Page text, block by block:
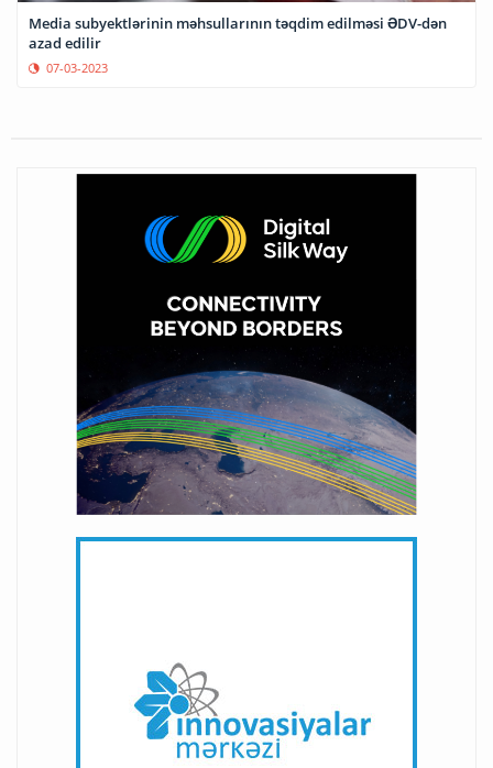
Media subyektlərinin məhsullarının təqdim edilməsi ƏDV-dən
azad edilir
07-03-2023